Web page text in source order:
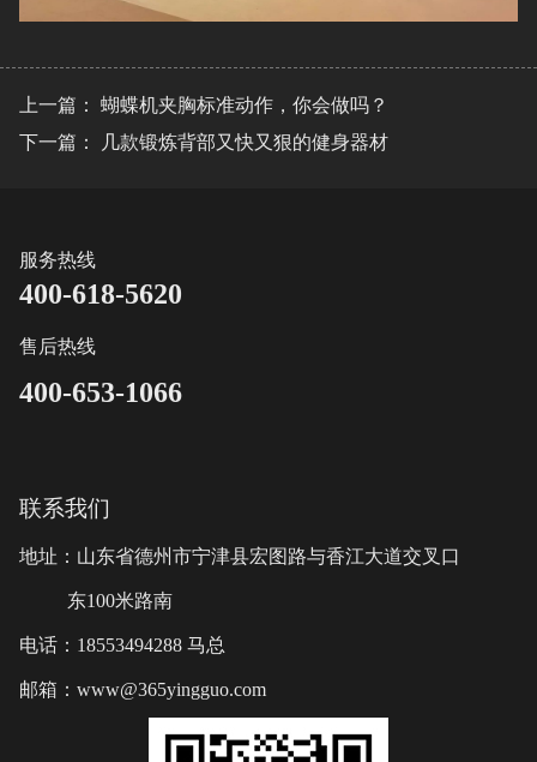
上一篇： 蝴蝶机夹胸标准动作，你会做吗？
下一篇： 几款锻炼背部又快又狠的健身器材
服务热线
400-618-5620
售后热线
400-653-1066
联系我们
地址：山东省德州市宁津县宏图路与香江大道交叉口
东100米路南
电话：18553494288 马总
邮箱：www@365yingguo.com